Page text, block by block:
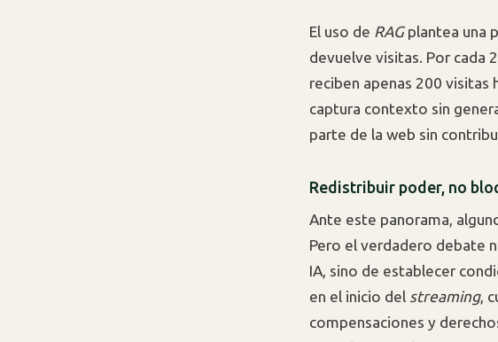
El uso de RAGplantea una
devuelve visitas. Por cada
reciben apenas 200 visitas
captura contexto sin
parte de la web sin
Redistribuir poder, no
Ante este panorama,
Pero el verdadero debate
IA, sino de establecer
en el inicio del streaming,
compensaciones y